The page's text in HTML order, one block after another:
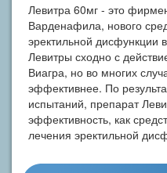
Левитра 60мг - это
Варденафила, нового
эректильной дисфункции
Левитры сходно с
Виагра, но во многих
эффективнее. По
испытаний, препарат
эффективность, как
лечения эректильной